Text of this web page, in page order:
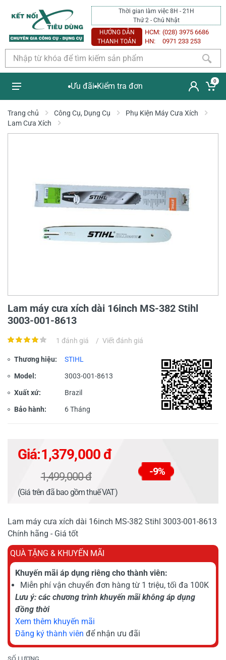
Thời gian làm việc 8H - 21H
Thứ 2 - Chủ Nhật
HƯỚNG DẪN
THANH TOÁN
HCM: (028) 3975 6686
HN:
0971 233 253
Ưu đãi Kiểm tra đơn
0
Trang chủ Công Cụ, Dụng Cụ
Phụ Kiện Máy Cưa Xích
Lam Cưa Xích
Lam máy cưa xích dài 16inch MS-382 Stihl
3003-001-8613
1 đánh giá / Viết đánh giá
Thương hiệu: STIHL
Model: 3003-001-8613
Xuất xứ: Brazil
Bảo hành: 6 Tháng
Giá:1,379,000 đ
1,499,000 đ -9%
(Giá trên đã bao gồm thuế VAT)
Lam máy cưa xích dài 16inch MS-382 Stihl 3003-001-8613
Chính hãng - Giá tốt
QUÀ TẶNG & KHUYẾN MÃI
Khuyến mãi áp dụng riêng cho thành viên:
Miễn phí vận chuyển đơn hàng từ 1 triệu, tối đa 100K
Lưu ý: các chương trình khuyến mãi không áp dụng
đồng thời
Xem thêm khuyến mãi
Đăng ký thành viên để nhận ưu đãi